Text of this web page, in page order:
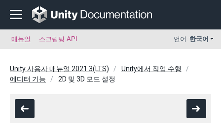
매뉴얼 스크립팅 API 언어: 한국어
Unity 사용자 매뉴얼 2021.3(LTS)
Unity에서 작업 수행
에디터 기능
2D 및 3D 모드 설정